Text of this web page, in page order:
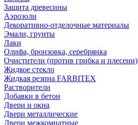
Защита древесины
Аэрозоли
Декоративно-отделочные материалы
Эмали, грунты
Лаки
Олифа, бронзовка, серебрянка
Очистители (против грибка и плесени)
Жидкое стекло
Жидкая резина FARBITEX
Растворители
Добавки в бетон
Двери и окна
Двери металлические
Двери межкомнатные